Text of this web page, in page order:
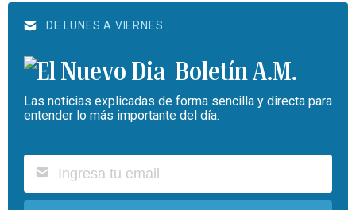
DE LUNES A VIERNES
Boletín A.M.
Las noticias explicadas de forma sencilla y directa para
entender lo más importante del día.